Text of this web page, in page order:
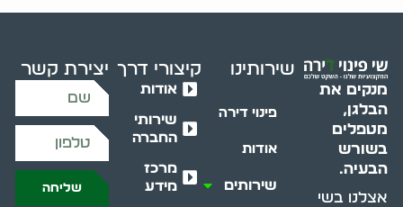
מנקים את
הבלגן,
מטפלים
בשורש
הבעיה.
אצלנו בשי
שירותינו
פינוי דירה
אודות
שירותים
קיצורי דרך
אודות
שירותי
החברה
מרכז
מידע
יצירת קשר
שליחה